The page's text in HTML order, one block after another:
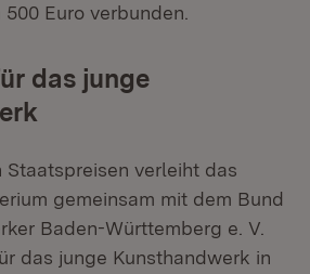
Euro verbunden.
das junge
verleiht das
gemeinsam mit dem Bund
Baden-Württemberg e. V.
das junge Kunsthandwerk in